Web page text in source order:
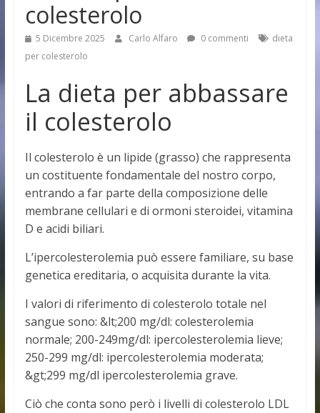
colesterolo
5 Dicembre 2025 Carlo Alfaro 0 commenti
dieta
per colesterolo
La dieta per abbassare
il colesterolo
Il colesterolo è un lipide (grasso) che rappresenta
un costituente fondamentale del nostro corpo,
entrando a far parte della composizione delle
membrane cellulari e di ormoni steroidei, vitamina
D e acidi biliari.
L’ipercolesterolemia può essere familiare, su base
genetica ereditaria, o acquisita durante la vita.
I valori di riferimento di colesterolo totale nel
sangue sono: &lt;200 mg/dl: colesterolemia
normale; 200-249mg/dl: ipercolesterolemia lieve;
250-299 mg/dl: ipercolesterolemia moderata;
&gt;299 mg/dl ipercolesterolemia grave.
Ciò che conta sono però i livelli di colesterolo LDL